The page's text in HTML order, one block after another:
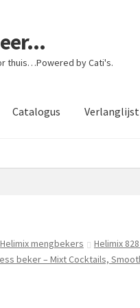
thuis…Powered by Cati's.
Catalogus
Helimix mengbekers Helimix
beker – Mixt Cocktails,